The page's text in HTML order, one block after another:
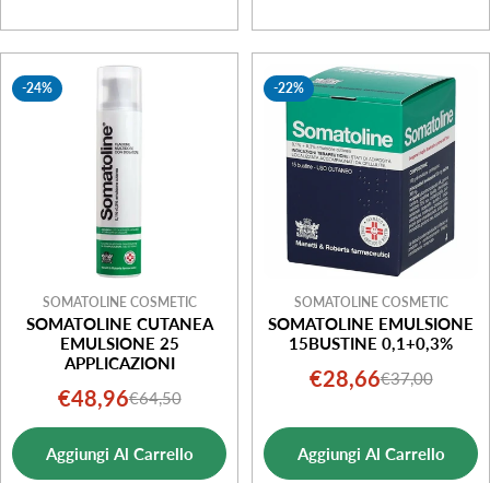
-24%
SOMATOLINE COSMETIC
SOMATOLINE CUTANEA
EMULSIONE 25
APPLICAZIONI
Prezzo
di
vendita
€48,96Prezzo
normale
€64,50
Aggiungi Al Carrello
-22%
SOMATOLINE COSMETIC
SOMATOLINE EMULSIONE
15BUSTINE 0,1+0,3%
Prezzo
vendita
€28,66Prezzo
€37,00
Aggiungi Al Carrello